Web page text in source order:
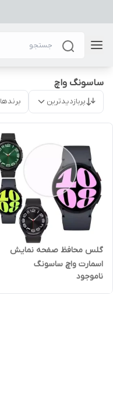
ساسونگ واچ
پربازدیدترین برندها
گلس محافظ صفحه نمایش
اسمارت واچ ساسونگ
ناموجود